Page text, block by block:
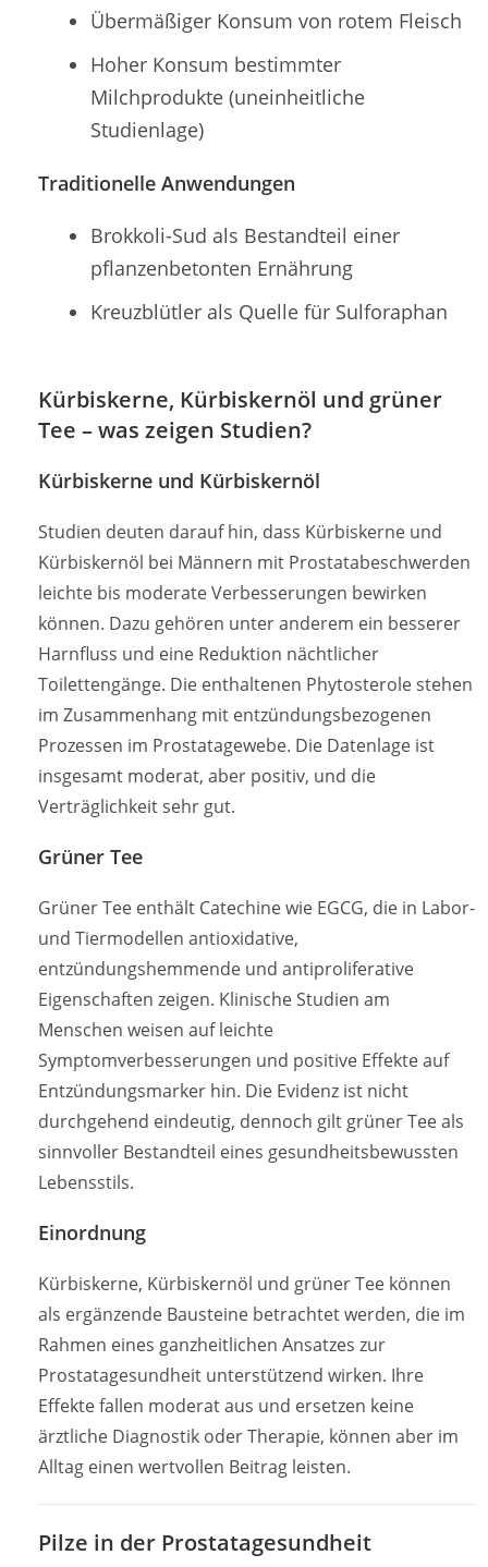
Übermäßiger Konsum von rotem Fleisch
Hoher Konsum bestimmter
Milchprodukte (uneinheitliche
Studienlage)
Traditionelle Anwendungen
Brokkoli-Sud als Bestandteil einer
pflanzenbetonten Ernährung
Kreuzblütler als Quelle für Sulforaphan
Kürbiskerne, Kürbiskernöl und grüner
Tee – was zeigen Studien?
Kürbiskerne und Kürbiskernöl
Studien deuten darauf hin, dass Kürbiskerne und
Kürbiskernöl bei Männern mit Prostatabeschwerden
leichte bis moderate Verbesserungen bewirken
können. Dazu gehören unter anderem ein besserer
Harnfluss und eine Reduktion nächtlicher
Toilettengänge. Die enthaltenen Phytosterole stehen
im Zusammenhang mit entzündungsbezogenen
Prozessen im Prostatagewebe. Die Datenlage ist
insgesamt moderat, aber positiv, und die
Verträglichkeit sehr gut.
Grüner Tee
Grüner Tee enthält Catechine wie EGCG, die in Labor-
und Tiermodellen antioxidative,
entzündungshemmende und antiproliferative
Eigenschaften zeigen. Klinische Studien am
Menschen weisen auf leichte
Symptomverbesserungen und positive Effekte auf
Entzündungsmarker hin. Die Evidenz ist nicht
durchgehend eindeutig, dennoch gilt grüner Tee als
sinnvoller Bestandteil eines gesundheitsbewussten
Lebensstils.
Einordnung
Kürbiskerne, Kürbiskernöl und grüner Tee können
als ergänzende Bausteine betrachtet werden, die im
Rahmen eines ganzheitlichen Ansatzes zur
Prostatagesundheit unterstützend wirken. Ihre
Effekte fallen moderat aus und ersetzen keine
ärztliche Diagnostik oder Therapie, können aber im
Alltag einen wertvollen Beitrag leisten.
Pilze in der Prostatagesundheit